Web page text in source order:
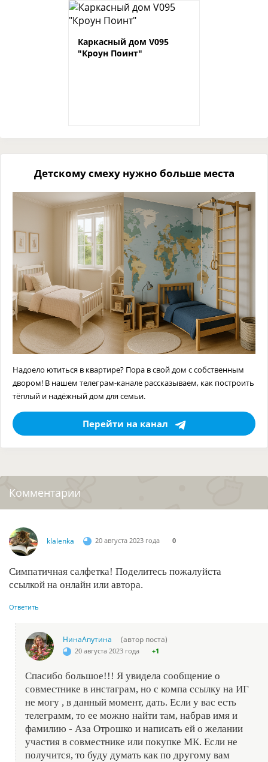
Каркасный дом V095
"Кроун Поинт"
Детскому смеху нужно больше места
Надоело ютиться в квартире? Пора в свой дом с собственным
двором! В нашем телеграм-канале рассказываем, как построить
тёплый и надёжный дом для семьи.
Перейти на канал
Комментарии
klalenka 20 августа 2023 года 0
Симпатичная салфетка! Поделитесь пожалуйста
ссылкой на онлайн или автора.
Ответить
НинаАпутина (автор поста)
20 августа 2023 года +1
Спасибо большое!!! Я увидела сообщение о
совместнике в инстаграм, но с компа ссылку на ИГ
не могу , в данный момент, дать. Если у вас есть
телеграмм, то ее можно найти там, набрав имя и
фамилию - Аза Отрошко и написать ей о желании
участия в совместнике или покупке МК. Если не
получится, то буду думать как по другому вам